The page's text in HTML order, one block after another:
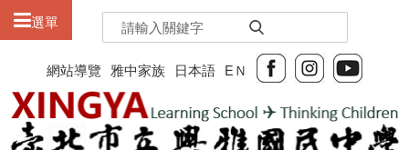
網站導覽 雅中家族 日本語 EＮ
選單